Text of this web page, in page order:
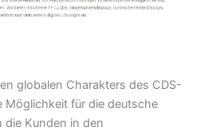
globalen Charakters des CDS-
Möglichkeit für die deutsche
die Kunden in den